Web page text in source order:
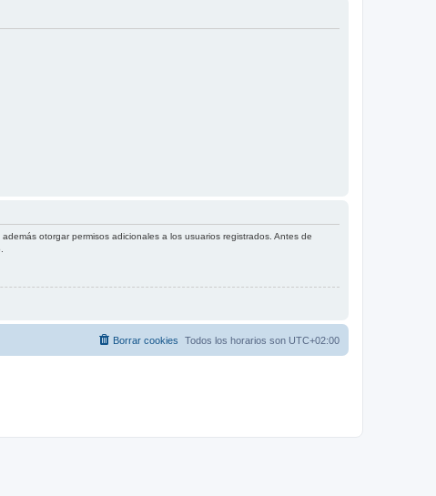
otorgar permisos adicionales a los usuarios registrados. Antes de
Todos los horarios son UTC+02:00
Borrar cookies